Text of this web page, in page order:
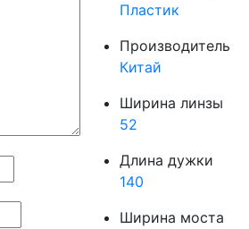
Пластик
Производитель
Китай
Ширина линзы
52
Длина дужки
140
Ширина моста